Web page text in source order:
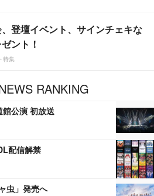
登壇イベント、サインチェキな
ント！
特集
RANKING
公演 初放送
配信解禁
虫」発売へ